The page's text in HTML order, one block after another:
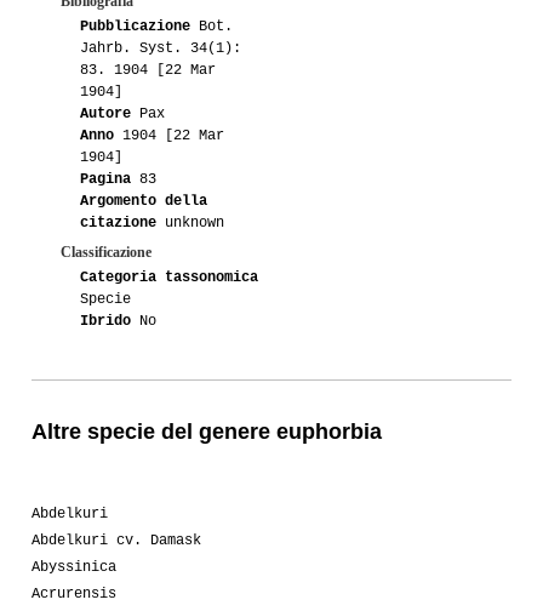
Pubblicazione Bot.
Jahrb. Syst. 34(1):
83. 1904 [22 Mar
1904]
Autore Pax
Anno 1904 [22 Mar
1904]
Pagina 83
Argomento della
citazione unknown
Classificazione
Categoria tassonomica
Specie
Ibrido No
Altre specie del genere euphorbia
Abdelkuri
Abdelkuri cv. Damask
Abyssinica
Acrurensis